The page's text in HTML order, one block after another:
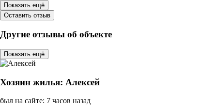
Показать ещё
Оставить отзыв
Другие отзывы об объекте
Показать ещё
Хозяин жилья: Алексей
был на сайте: 7 часов назад